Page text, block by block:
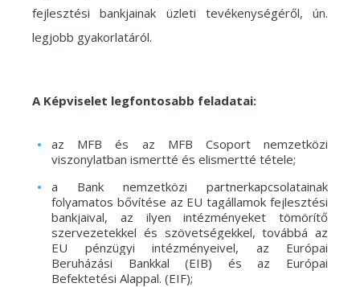
fejlesztési bankjainak üzleti tevékenységéről, ún.
legjobb gyakorlatáról.
A Képviselet legfontosabb feladatai:
az MFB és az MFB Csoport nemzetközi
viszonylatban ismertté és elismertté tétele;
a Bank nemzetközi partnerkapcsolatainak
folyamatos bővítése az EU tagállamok fejlesztési
bankjaival, az ilyen intézményeket tömörítő
szervezetekkel és szövetségekkel, továbbá az
EU pénzügyi intézményeivel, az Európai
Beruházási Bankkal (EIB) és az Európai
Befektetési Alappal. (EIF);